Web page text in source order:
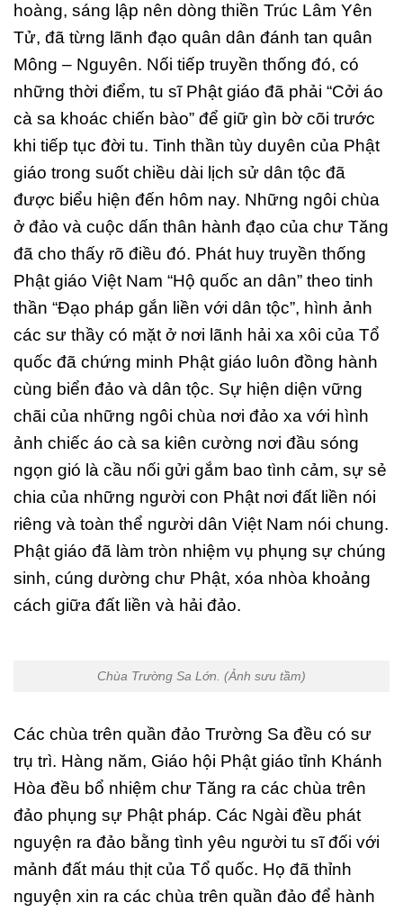
hoàng, sáng lập nên dòng thiền Trúc Lâm Yên
Tử, đã từng lãnh đạo quân dân đánh tan quân
Mông – Nguyên. Nối tiếp truyền thống đó, có
những thời điểm, tu sĩ Phật giáo đã phải “Cởi áo
cà sa khoác chiến bào” để giữ gìn bờ cõi trước
khi tiếp tục đời tu. Tinh thần tùy duyên của Phật
giáo trong suốt chiều dài lịch sử dân tộc đã
được biểu hiện đến hôm nay. Những ngôi chùa
ở đảo và cuộc dấn thân hành đạo của chư Tăng
đã cho thấy rõ điều đó. Phát huy truyền thống
Phật giáo Việt Nam “Hộ quốc an dân” theo tinh
thần “Đạo pháp gắn liền với dân tộc”, hình ảnh
các sư thầy có mặt ở nơi lãnh hải xa xôi của Tổ
quốc đã chứng minh Phật giáo luôn đồng hành
cùng biển đảo và dân tộc. Sự hiện diện vững
chãi của những ngôi chùa nơi đảo xa với hình
ảnh chiếc áo cà sa kiên cường nơi đầu sóng
ngọn gió là cầu nối gửi gắm bao tình cảm, sự sẻ
chia của những người con Phật nơi đất liền nói
riêng và toàn thể người dân Việt Nam nói chung.
Phật giáo đã làm tròn nhiệm vụ phụng sự chúng
sinh, cúng dường chư Phật, xóa nhòa khoảng
cách giữa đất liền và hải đảo.
Chùa Trường Sa Lớn. (Ảnh sưu tầm)
Các chùa trên quần đảo Trường Sa đều có sư
trụ trì. Hàng năm, Giáo hội Phật giáo tỉnh Khánh
Hòa đều bổ nhiệm chư Tăng ra các chùa trên
đảo phụng sự Phật pháp. Các Ngài đều phát
nguyện ra đảo bằng tình yêu người tu sĩ đối với
mảnh đất máu thịt của Tổ quốc. Họ đã thỉnh
nguyện xin ra các chùa trên quần đảo để hành